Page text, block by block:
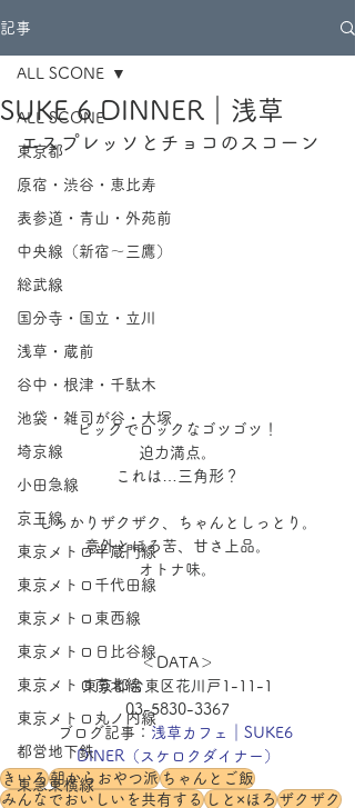
記事
ALL SCONE
東京都
原宿・渋谷・恵比寿
表参道・青山・外苑前
中央線（新宿～三鷹）
総武線
国分寺・国立・立川
浅草・蔵前
谷中・根津・千駄木
池袋・雑司が谷・大塚
埼京線
小田急線
京王線
東京メトロ半蔵門線
東京メトロ千代田線
東京メトロ東西線
東京メトロ日比谷線
東京メトロ南北線
東京メトロ丸ノ内線
都営地下鉄
東急東横線
ALL SCONE
SUKE 6 DINNER｜浅草
エスプレッソとチョコのスコーン
ビックでロックなゴツゴツ！
迫力満点。
これは…三角形？
しっかりザクザク、ちゃんとしっとり。
意外とほろ苦、甘さ上品。
オトナ味。
＜DATA＞
東京都台東区花川戸1-11-1
03-5830-3367
ブログ記事： 浅草カフェ｜SUKE6
DINER（スケロクダイナー）
きいろ朝からおやつ派ちゃんとご飯
みんなでおいしいを共有するしと×ほろザクザク